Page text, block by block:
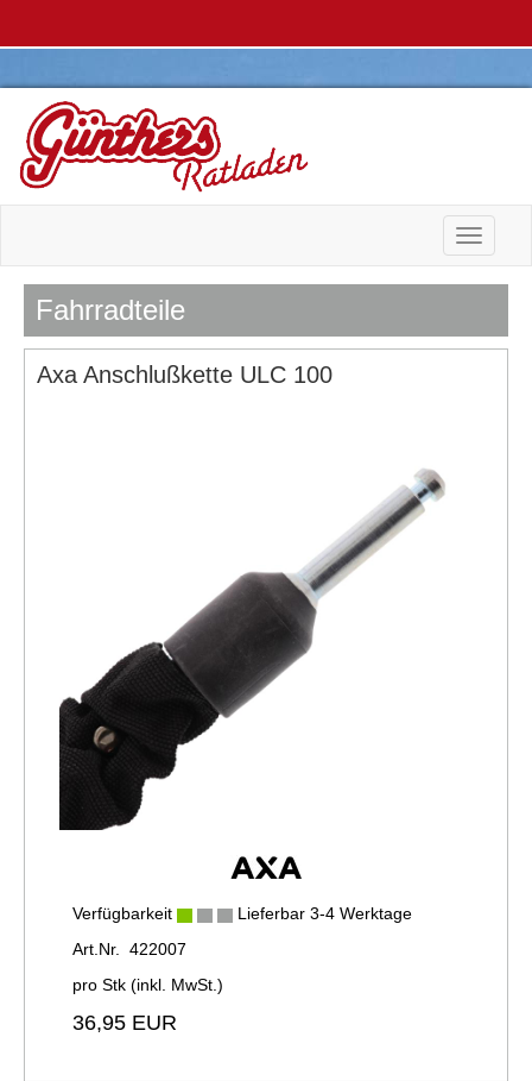
Toggle
Fahrradteile
Axa Anschlußkette ULC 100
Verfügbarkeit
Lieferbar 3-4 Werktage
Art.Nr. 422007
pro Stk (inkl. MwSt.)
36,95 EUR